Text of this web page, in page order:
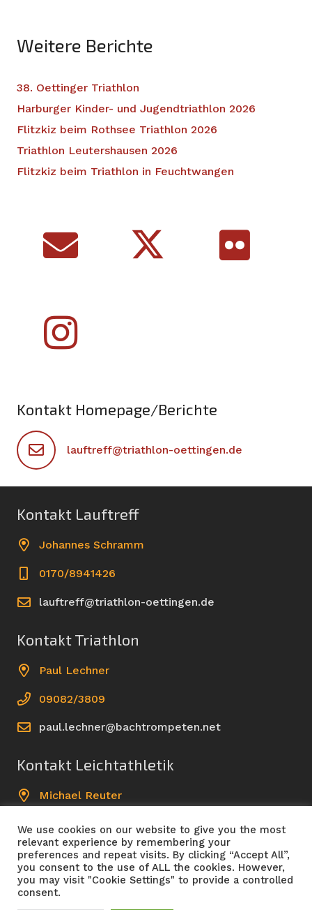
Weitere Berichte
38. Oettinger Triathlon
Harburger Kinder- und Jugendtriathlon 2026
Flitzkiz beim Rothsee Triathlon 2026
Triathlon Leutershausen 2026
Flitzkiz beim Triathlon in Feuchtwangen
Kontakt Homepage/Berichte
lauftreff@triathlon-oettingen.de
Kontakt Lauftreff
Johannes Schramm
0170/8941426
lauftreff@triathlon-oettingen.de
Kontakt Triathlon
Paul Lechner
09082/3809
paul.lechner@bachtrompeten.net
Kontakt Leichtathletik
Michael Reuter
09082/961499
leichtathletik@triathlon-oettingen.de
We use cookies on our website to give you the most
relevant experience by remembering your
preferences and repeat visits. By clicking “Accept All”,
you consent to the use of ALL the cookies. However,
you may visit "Cookie Settings" to provide a controlled
consent.